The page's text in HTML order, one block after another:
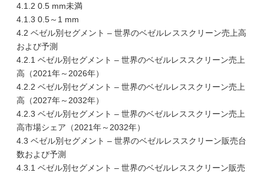
4.1.2 0.5 mm未満
4.1.3 0.5～1 mm
4.2 ベゼル別セグメント – 世界のベゼルレススクリーン売上高
および予測
4.2.1 ベゼル別セグメント – 世界のベゼルレススクリーン売上
高（2021年～2026年）
4.2.2 ベゼル別セグメント – 世界のベゼルレススクリーン売上
高（2027年～2032年）
4.2.3 ベゼル別セグメント – 世界のベゼルレススクリーン売上
高市場シェア（2021年～2032年）
4.3 ベゼル別セグメント – 世界のベゼルレススクリーン販売台
数および予測
4.3.1 ベゼル別セグメント – 世界のベゼルレススクリーン販売